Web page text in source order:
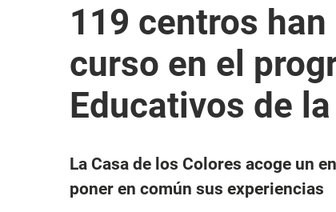
119 centros
curso en el
Educativos de
La Casa de los Colores acoge un
poner en común sus experiencias